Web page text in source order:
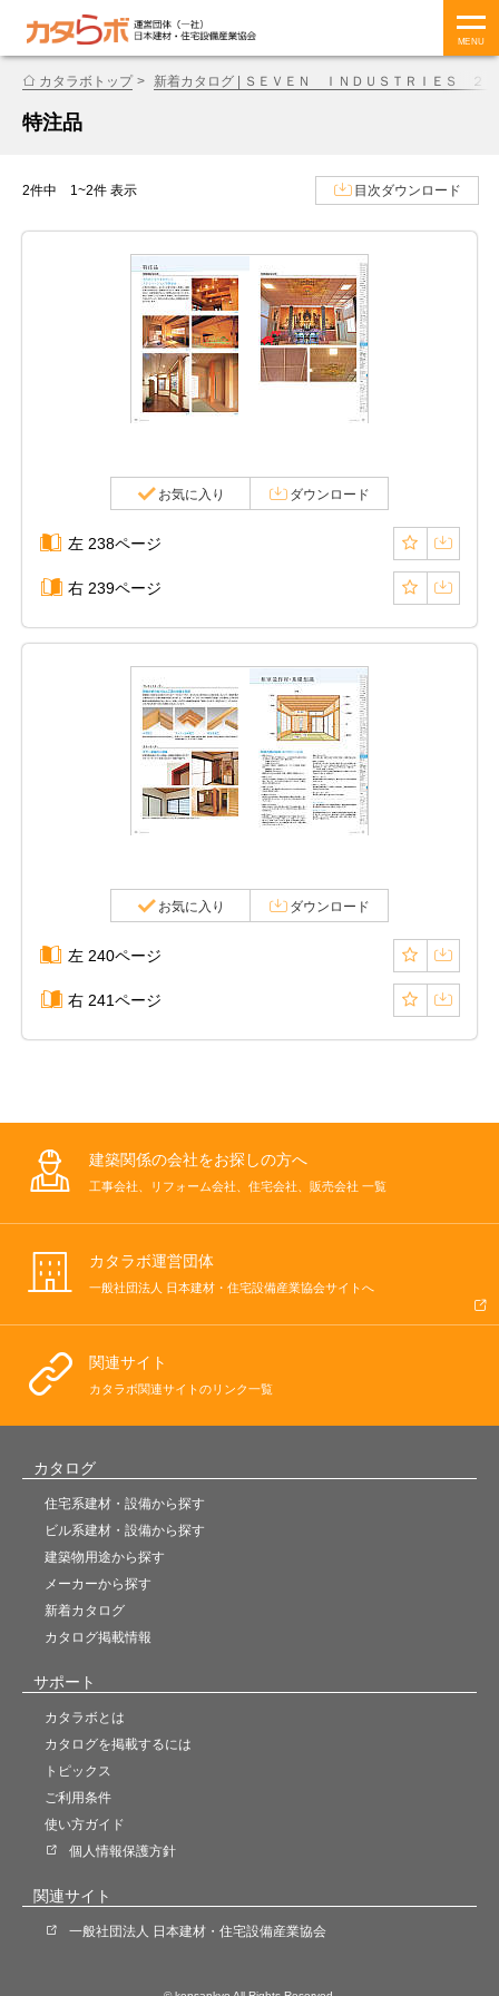
MENU
カタラボトップ 新着カタログ | ＳＥＶＥＮ ＩＮＤＵＳＴＲＩＥＳ ２
特注品
2件中 1~2件 表示 目次ダウンロード
お気に入り ダウンロード
左 238ページ
右 239ページ
お気に入り ダウンロード
左 240ページ
右 241ページ
建築関係の会社をお探しの方へ
工事会社、リフォーム会社、住宅会社、販売会社 一覧
カタラボ運営団体
一般社団法人 日本建材・住宅設備産業協会サイトへ
関連サイト
カタラボ関連サイトのリンク一覧
カタログ
住宅系建材・設備から探す
ビル系建材・設備から探す
建築物用途から探す
メーカーから探す
新着カタログ
カタログ掲載情報
サポート
カタラボとは
カタログを掲載するには
トピックス
ご利用条件
使い方ガイド
個人情報保護方針
関連サイト
一般社団法人 日本建材・住宅設備産業協会